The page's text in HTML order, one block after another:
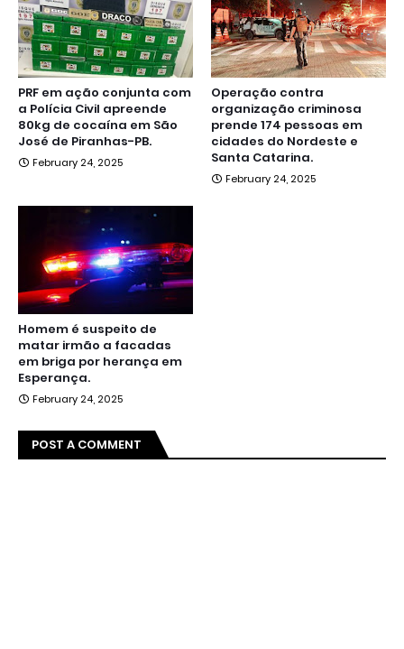
PRF em ação conjunta com
a Polícia Civil apreende
80kg de cocaína em São
José de Piranhas-PB.
February 24, 2025
Operação contra
organização criminosa
prende 174 pessoas em
cidades do Nordeste e
Santa Catarina.
February 24, 2025
Homem é suspeito de
matar irmão a facadas
em briga por herança em
Esperança.
February 24, 2025
POST A COMMENT